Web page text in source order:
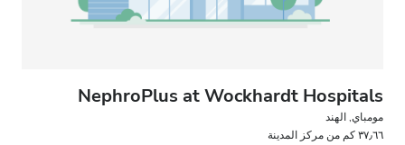
NephroPlus at Wockhardt Hospitals
مومباي, الهند
٣٧٫٦٦ كم من مركز المدينة